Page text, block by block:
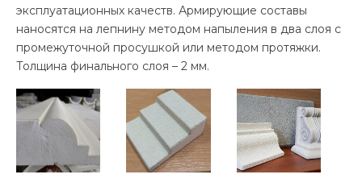
эксплуатационных качеств. Армирующие составы
наносятся на лепнину методом напыления в два слоя с
промежуточной просушкой или методом протяжки.
Толщина финального слоя – 2 мм.